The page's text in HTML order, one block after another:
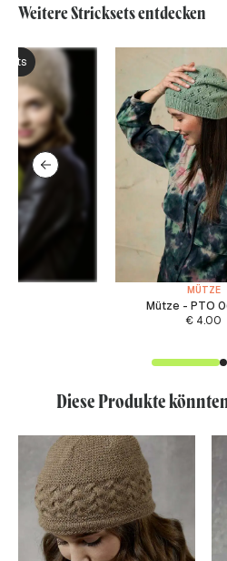
Weitere Stricksets entdecken
MÜTZE
Mütze - PTO
€ 4.00
Diese Produkte